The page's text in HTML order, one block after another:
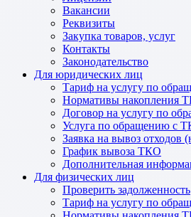
Вакансии
Реквизиты
Закупка товаров, услуг
Контакты
Законодательство
Для юридических лиц
Тариф на услугу по
Нормативы накопления
Договор на услугу по
Услуга по обращению с
Заявка на вывоз отходов
График вывоза ТКО
Дополнительная
Для физических лиц
Проверить задолженность
Тариф на услугу по